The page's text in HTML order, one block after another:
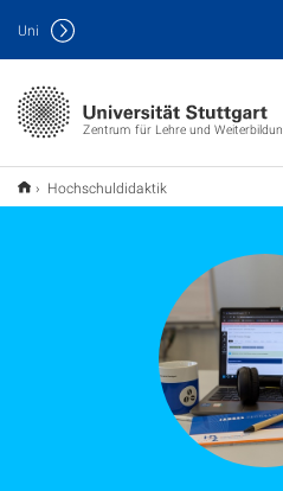
Zentrum für Lehre und
Uni
Hochschuldidaktik